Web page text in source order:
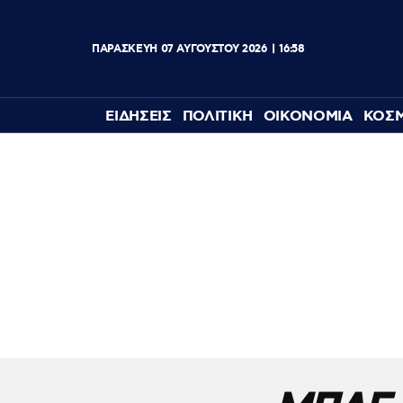
ΠΑΡΑΣΚΕΥΗ 07 ΑΥΓΟΥΣΤΟΥ 2026 16:58
ΕΙΔΗΣΕΙΣ ΠΟΛΙΤΙΚΗ ΟΙΚΟΝΟΜΙΑ